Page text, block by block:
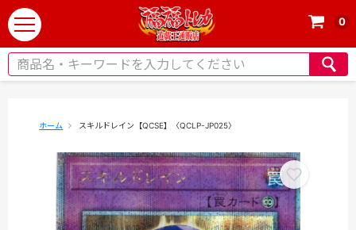
t
o
g
0
ホーム スキルドレイン【QCSE】〈QCLP-JP025〉